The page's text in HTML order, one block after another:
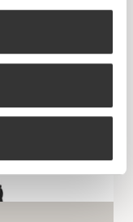
u naar ons